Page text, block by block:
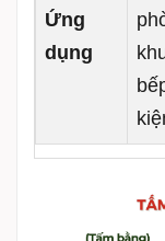
Ứng
dụng